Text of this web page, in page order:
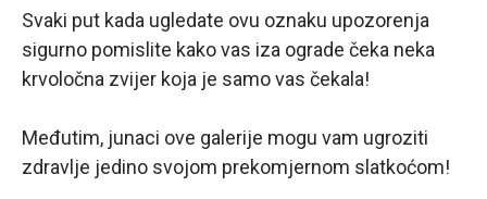
Svaki put kada ugledate ovu oznaku upozorenja
sigurno pomislite kako vas iza ograde čeka neka
krvoločna zvijer koja je samo vas čekala!
Međutim, junaci ove galerije mogu vam ugroziti
zdravlje jedino svojom prekomjernom slatkoćom!